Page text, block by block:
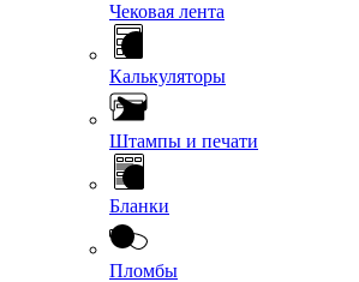
Чековая лента
Калькуляторы
Штампы и печати
Бланки
Пломбы